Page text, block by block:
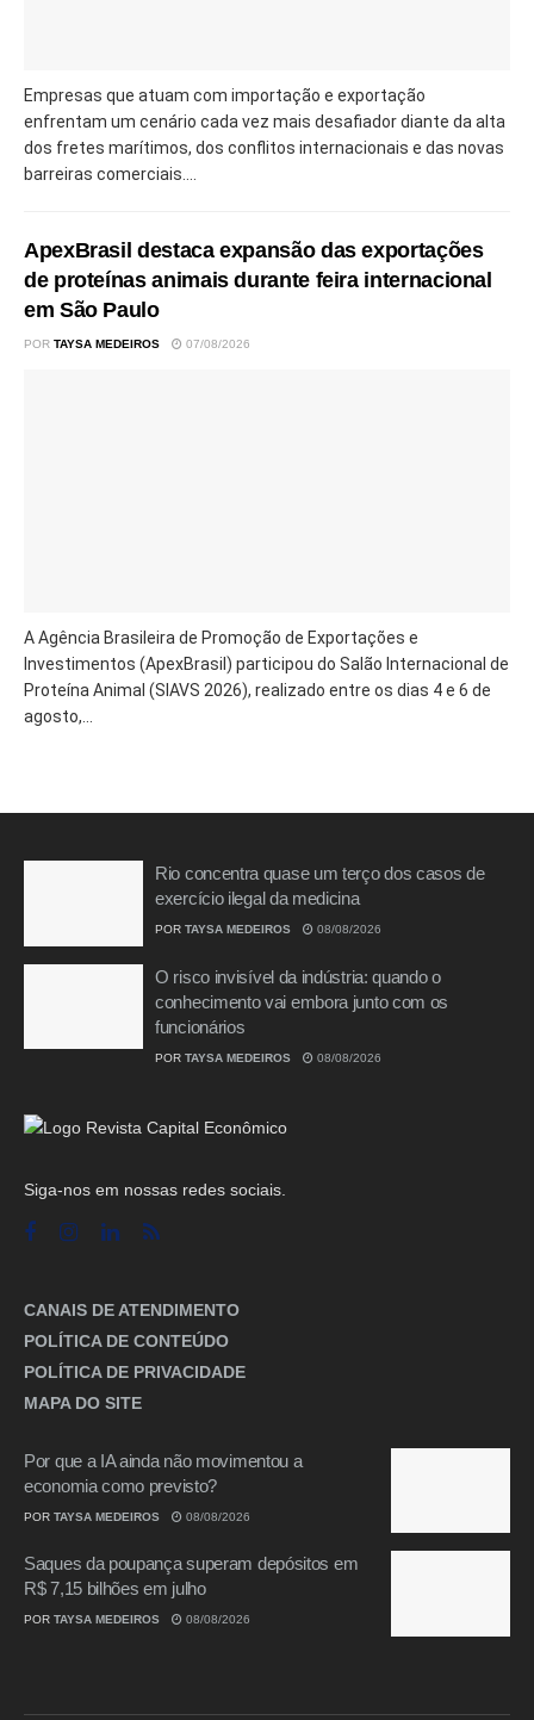
Empresas que atuam com importação e exportação
enfrentam um cenário cada vez mais desafiador diante da alta
dos fretes marítimos, dos conflitos internacionais e das novas
barreiras comerciais....
ApexBrasil destaca expansão das exportações
de proteínas animais durante feira internacional
em São Paulo
POR TAYSA MEDEIROS 07/08/2026
A Agência Brasileira de Promoção de Exportações e
Investimentos (ApexBrasil) participou do Salão Internacional de
Proteína Animal (SIAVS 2026), realizado entre os dias 4 e 6 de
agosto,...
Rio concentra quase um terço dos casos de
exercício ilegal da medicina
POR TAYSA MEDEIROS 08/08/2026
O risco invisível da indústria: quando o
conhecimento vai embora junto com os
funcionários
POR TAYSA MEDEIROS 08/08/2026
Siga-nos em nossas redes sociais.
CANAIS DE ATENDIMENTO
POLÍTICA DE CONTEÚDO
POLÍTICA DE PRIVACIDADE
MAPA DO SITE
Por que a IA ainda não movimentou a
economia como previsto?
POR TAYSA MEDEIROS 08/08/2026
Saques da poupança superam depósitos em
R$ 7,15 bilhões em julho
POR TAYSA MEDEIROS 08/08/2026